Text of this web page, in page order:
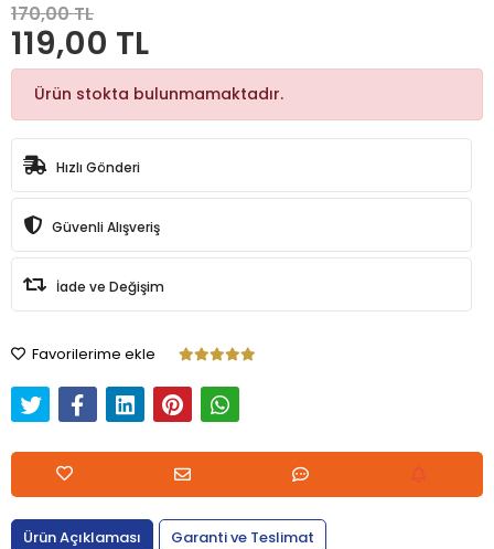
170,00 TL
119,00 TL
Ürün stokta bulunmamaktadır.
Hızlı Gönderi
Güvenli Alışveriş
İade ve Değişim
Favorilerime ekle
Ürün Açıklaması
Garanti ve Teslimat